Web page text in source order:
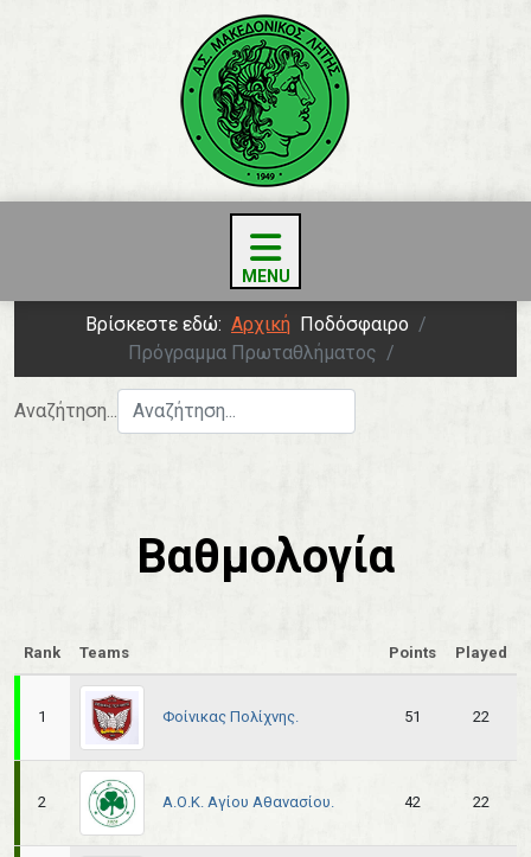
Βρίσκεστε εδώ: Αρχική Ποδόσφαιρο
Πρόγραμμα Πρωταθλήματος
Αναζήτηση...
Βαθμολογία
Rank Teams Points Played
1 Φοίνικας Πολίχνης. 51 22
2 Α.Ο.Κ. Αγίου Αθανασίου. 42 22